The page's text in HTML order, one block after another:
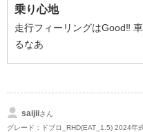
乗り心地
走行フィーリングはGood‼
るなあ
saijiiさん
グレード：ドブロ_RHD(EAT_1.5) 2024年